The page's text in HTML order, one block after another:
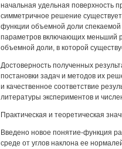
начальная удельная поверхность
симметричное решение
функции объемной доли
параметров включающих меньший
объемной доли, в которой
Достоверность полученных
постановки задач и методов их
и качественное соответствие
литературы экспериментов и
Практическая и теоретическая
Введено новое понятие-функция
среде от углов наклона ее